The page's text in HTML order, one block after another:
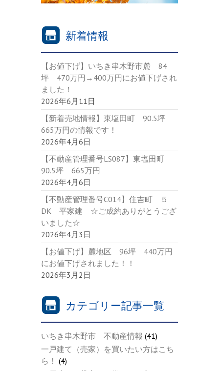
新着情報
【お値下げ】いちき串木野市麓 84
坪 470万円→400万円にお値下げされ
ました！
2026年6月11日
【新着売地情報】東塩田町 90.5坪
665万円の情報です！
2026年4月6日
【不動産管理番号LS087】東塩田町
90.5坪 665万円
2026年4月6日
【不動産管理番号C014】住吉町 ５
DK 平家建 ☆ご成約ありがとうござ
いました☆
2026年4月3日
【お値下げ】麓地区 96坪 440万円
にお値下げされました！！
2026年3月2日
カテゴリー記事一覧
いちき串木野市 不動産情報 (41)
一戸建て（売家）を買いたい方はこち
ら！ (4)